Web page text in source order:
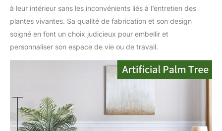
à leur intérieur sans les inconvénients liés à l’entretien des
plantes vivantes. Sa qualité de fabrication et son design
soigné en font un choix judicieux pour embellir et
personnaliser son espace de vie ou de travail.